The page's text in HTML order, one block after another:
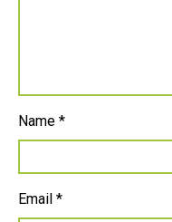
Name *
Email *